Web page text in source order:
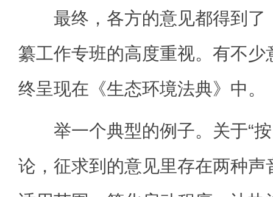
最终，各方的意见都得到了
纂工作专班的高度重视。有不少
终呈现在《生态环境法典》中。
举一个典型的例子。关于“按
论，征求到的意见里存在两种声